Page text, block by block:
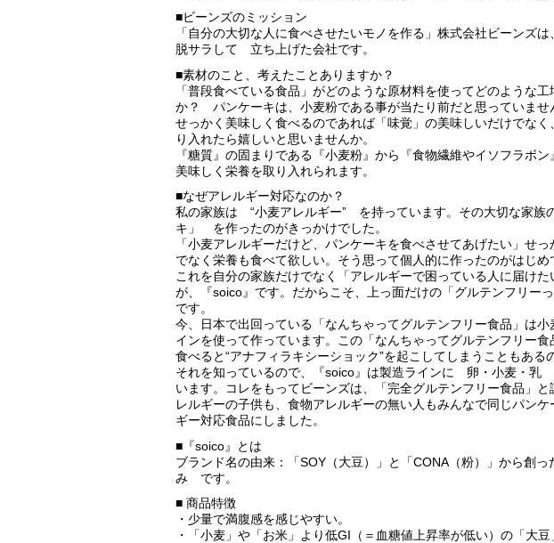
■ビーンズのミッション
「自分の大切な人に食べさせたいモノを作る」株式会社ビーンズ
脱サラして 立ち上げた会社です。
■素材のこと、考えたことありますか？
「普段食べている食品」がどのような原材料を使ってどのような
か？ パンケーキは、小麦粉である事が当たり前だと思っていませ
せっかく美味しく食べるのであれば「味覚」の美味しいだけでな
り入れたら嬉しいと思いませんか。
『糖質』の固まりである『小麦粉』から『食物繊維やイソフラボ
美味しく栄養を取り入れられます。
■なぜアレルギー対応なのか？
私の家族は “小麦アレルギー” を持っています。その大切な家族
キ」 を作ったのがきっかけでした。
「小麦アレルギーだけど、パンケーキを食べさせてあげたい」せ
でなく栄養も食べて欲しい。そう思って個人的に作ったのがはじめ
これを自分の家族だけでなく「アレルギーで困っている人に届け
が、『soico』です。だからこそ、上っ面だけの「グルテンフリー
です。
今、日本で出回っている「なんちゃってグルテンフリー食品」は
インを使って作っています。この「なんちゃってグルテンフリー
食べると“アナフィラキシーショック”を起こしてしまうこともある
それを知っているので、『soico』は製造ラインに 卵・小麦・乳
います。コレをもってビーンズは、「完全グルテンフリー食品」
レルギーの子供も、食物アレルギーの無い人もみんなで同じパン
ギー対応食品にしました。
■『soico』とは
ブランド名の由来：「SOY（大豆）」と「CONA（粉）」から創
み です。
■ 商品特徴
・少量で満腹感を感じやすい。
・「小麦」や「お米」より低GI（＝血糖値上昇率が低い）の「大豆